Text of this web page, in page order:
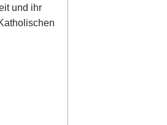
und ihr